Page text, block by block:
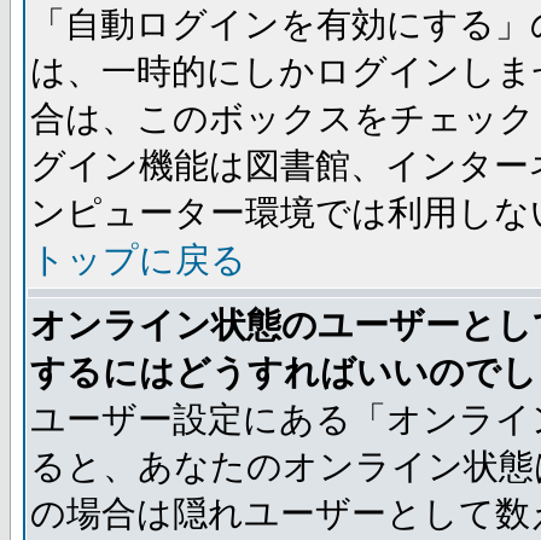
「自動ログインを有効にする
は、一時的にしかログインし
合は、このボックスをチェッ
グイン機能は図書館、インタ
ンピューター環境では利用し
トップに戻る
オンライン状態のユーザーと
するにはどうすればいいので
ユーザー設定にある「オンラ
ると、あなたのオンライン状
の場合は隠れユーザーとして